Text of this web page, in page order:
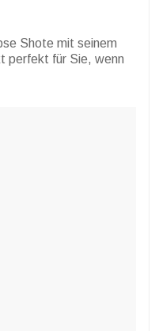
Shote mit seinem
perfekt für Sie, wenn